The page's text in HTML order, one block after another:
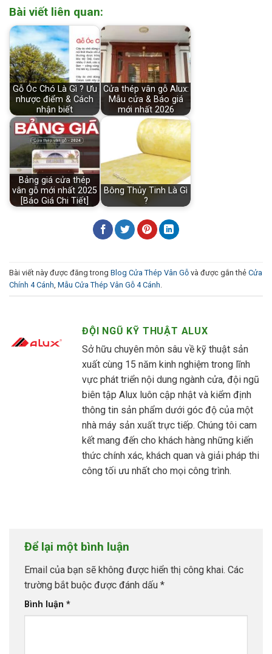
Bài viết liên quan:
Gỗ Óc Chó Là Gì ? Ưu
nhược điểm & Cách
nhận biết
Cửa thép vân gỗ Alux:
Mẫu cửa & Báo giá
mới nhất 2026
Bảng giá cửa thép
vân gỗ mới nhất 2025
[Báo Giá Chi Tiết]
Bông Thủy Tinh Là Gì
?
Bài viết này được đăng trong Blog Cửa Thép Vân Gỗ và được gắn thẻ Cửa
Chính 4 Cánh Mẫu Cửa Thép Vân Gỗ 4 Cánh
ĐỘI NGŨ KỸ THUẬT ALUX
Sở hữu chuyên môn sâu về kỹ thuật sản
xuất cùng 15 năm kinh nghiệm trong lĩnh
vực phát triển nội dung ngành cửa, đội ngũ
biên tập Alux luôn cập nhật và kiểm định
thông tin sản phẩm dưới góc độ của một
nhà máy sản xuất trực tiếp. Chúng tôi cam
kết mang đến cho khách hàng những kiến
thức chính xác, khách quan và giải pháp thi
công tối ưu nhất cho mọi công trình.
Để lại một bình luận
Email của bạn sẽ không được hiển thị công khai. Các
trường bắt buộc được đánh dấu *
Bình luận *